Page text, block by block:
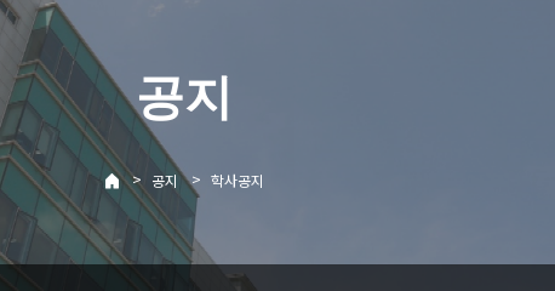
공지
> 공지 > 학사공지